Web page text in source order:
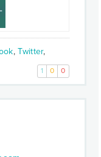
,Twitter,
1 0 0